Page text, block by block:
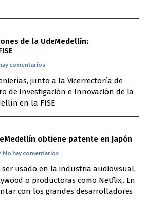
de la UdeMedellín:
comentarios
junto a la Vicerrectoría de
de Investigación e Innovación de la
en la FISE
obtiene patente en Japón
No hay comentarios
ser usado en la industria audiovisual,
o productoras como Netflix,. En
con los grandes desarrolladores